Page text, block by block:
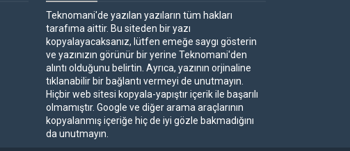
Teknomani'de yazılan yazıların tüm hakları
tarafıma aittir. Bu siteden bir yazı
kopyalayacaksanız, lütfen emeğe saygı gösterin
ve yazınızın görünür bir yerine Teknomani'den
alıntı olduğunu belirtin. Ayrıca, yazının orjinaline
tıklanabilir bir bağlantı vermeyi de unutmayın.
Hiçbir web sitesi kopyala-yapıştır içerik ile başarılı
olmamıştır. Google ve diğer arama araçlarının
kopyalanmış içeriğe hiç de iyi gözle bakmadığını
da unutmayın.